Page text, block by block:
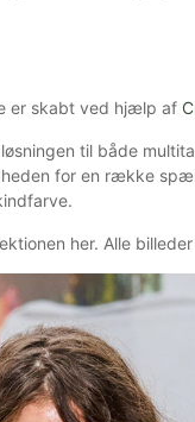
er skabt ved hjælp af
til både
for en række
her. Alle